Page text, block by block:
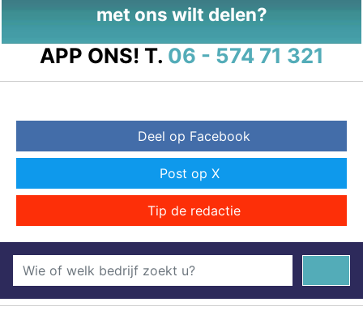
met ons wilt delen?
APP ONS! T. 06 - 574 71 321
Deel op Facebook
Post op X
Tip de redactie